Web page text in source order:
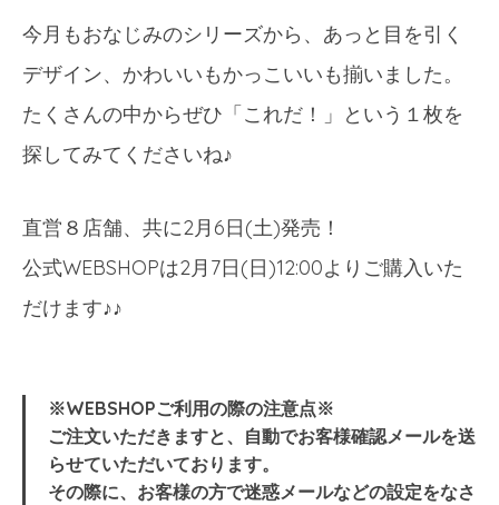
今月もおなじみのシリーズから、あっと目を引く
デザイン、かわいいもかっこいいも揃いました。
たくさんの中からぜひ「これだ！」という１枚を
探してみてくださいね♪
直営８店舗、共に2月6日(土)発売！
公式WEBSHOPは2月7日(日)12:00よりご購入いた
だけます♪♪
※WEBSHOPご利用の際の注意点※
ご注文いただきますと、自動でお客様確認メールを送
らせていただいております。
その際に、お客様の方で迷惑メールなどの設定をなさ